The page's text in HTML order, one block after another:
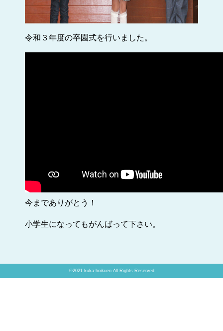
令和３年度の卒園式を行いました。
今までありがとう！
小学生になってもがんばって下さい。
©2021 kuka-hoikuen All Rights Reserved